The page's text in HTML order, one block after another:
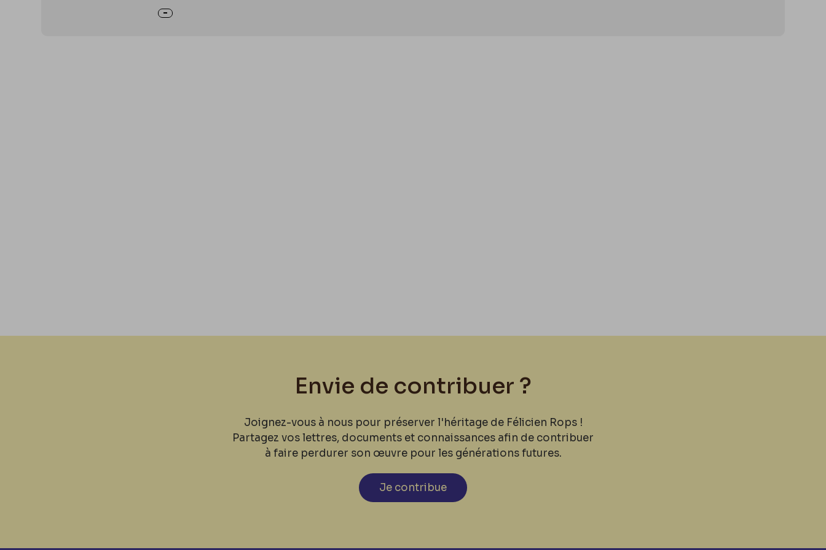
Envie de contribuer ?
Joignez-vous à nous pour préserver l'héritage de Félicien Rops !
Partagez vos lettres, documents et connaissances afin de contribuer
à faire perdurer son œuvre pour les générations futures.
Je contribue